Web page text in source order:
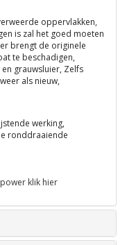
oppervlakken,
is zal het goed moeten
brengt de originele
te beschadigen,
grauwsluier, Zelfs
als nieuw,
werking,
ronddraaiende
klik hier